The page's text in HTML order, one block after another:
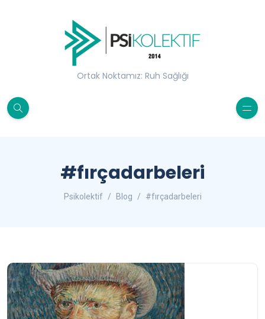
Ortak Noktamız: Ruh Sağlığı
#fırçadarbeleri
Psikolektif Blog #fırçadarbeleri